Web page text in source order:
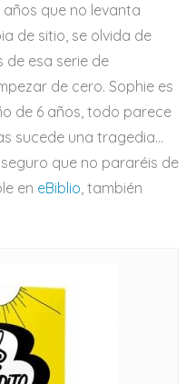
que no levanta
de sitio, se olvida de
de esa serie de
de cero. Sophie es
de 6 años, todo parece
sucede una tragedia…
que no pararéis de
en eBiblio, también